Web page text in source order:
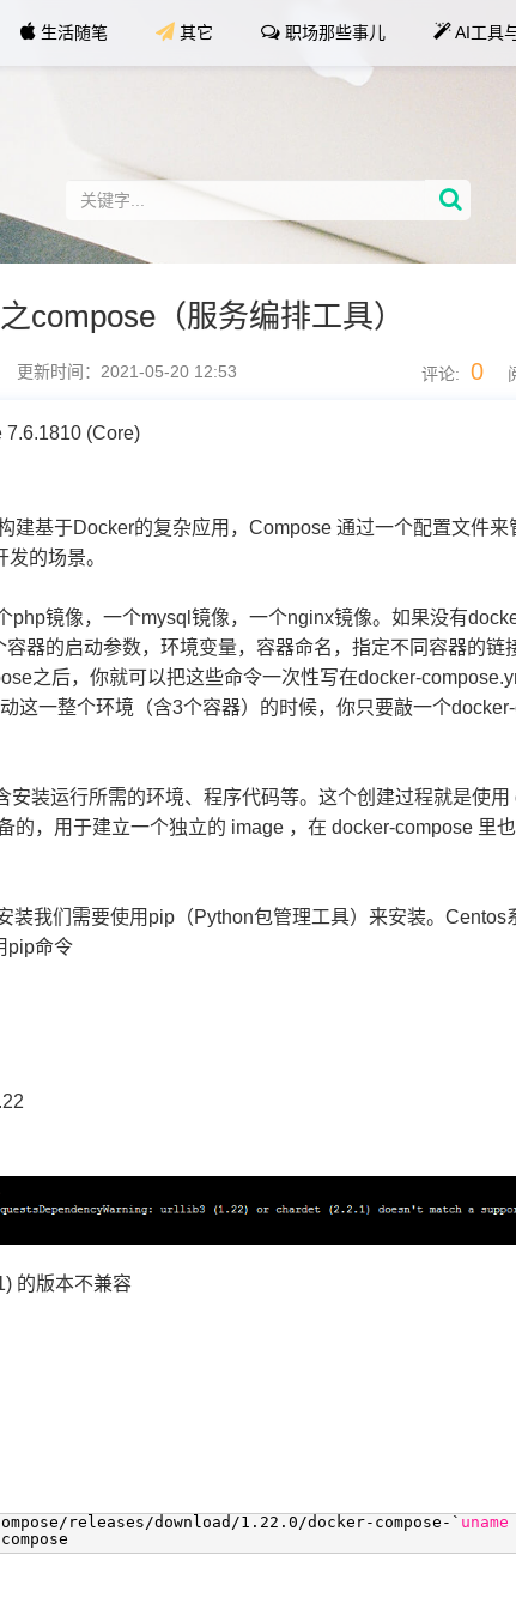
生活随笔 其它 职场那些事儿 AI工具
compose（服务编排工具）
更新时间：2021-05-20 12:53 评论: 0
7.6.1810 (Core)
建基于Docker的复杂应用，Compose 通过一个配置文件来
的场景。
php镜像，一个mysql镜像，一个nginx镜像。如果没有
器的启动参数，环境变量，容器命名，指定不同容器的链
之后，你就可以把这些命令一次性写在docker-
这一整个环境（含3个容器）的时候，你只要敲一个
装运行所需的环境、程序代码等。这个创建过程就是使用
的，用于建立一个独立的 image ，在 docker-compose 里
我们需要使用pip（Python包管理工具）来安装。Centos
pip命令
的版本不兼容
releases/download/1 .22.0/docker-compose- ` uname